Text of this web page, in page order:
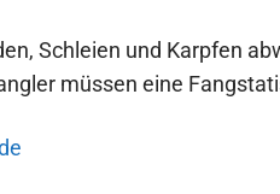
Schleien und Karpfen
müssen eine